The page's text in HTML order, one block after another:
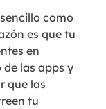
como
es que tu
en
las apps y
que las
tu